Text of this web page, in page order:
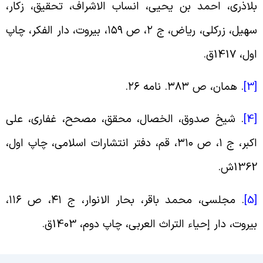
احمد بن یحیی، انساب الاشراف، تحقیق، زکار،
زرکلی، ریاض، ج۲ ، ص ۱۵۹، بیروت، دار الفکر، چاپ
1417ق
.
. همان، ص۳۸۳. نامه۲۶.
. شیخ صدوق، الخصال، محقق، مصحح، غفاری، علی
ج۱ ، ص۳۱۰، قم، دفتر انتشارات اسلامی، چاپ اول،
.
. مجلسی، محمد باقر، بحار الانوار، ج۴۱، ص۱۱۶،
دار إحیاء التراث العربی، چاپ دوم، 1403ق
.